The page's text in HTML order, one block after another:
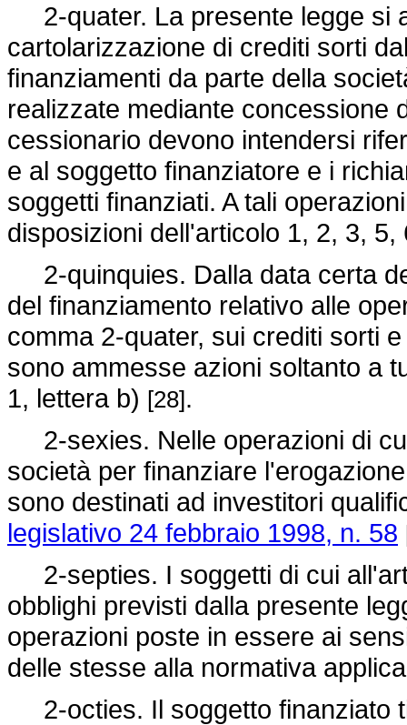
2-quater. La presente legge si
cartolarizzazione di crediti sorti
finanziamenti da parte della
realizzate mediante concessione
cessionario devono intendersi
e al soggetto finanziatore e i
soggetti finanziati. A tali
disposizioni dell'articolo 1, 2, 3,
2-quinquies. Dalla data certa
del finanziamento relativo alle
comma 2-quater, sui crediti sorti
sono ammesse azioni soltanto a
1, lettera b) [28].
2-sexies. Nelle operazioni di
società per finanziare
sono destinati ad investitori
legislativo 24 febbraio 1998, n. 58
2-septies. I soggetti di cui
obblighi previsti dalla presente
operazioni poste in essere ai
delle stesse alla normativa
2-octies. Il soggetto finanziato